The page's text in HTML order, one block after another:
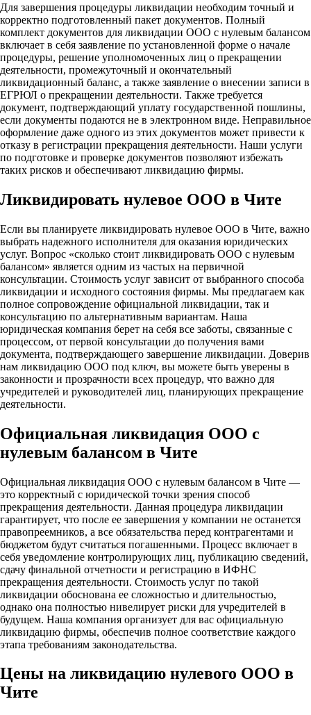
Для завершения процедуры ликвидации необходим точный и
корректно подготовленный пакет документов. Полный
комплект документов для ликвидации ООО с нулевым балансом
включает в себя заявление по установленной форме о начале
процедуры, решение уполномоченных лиц о прекращении
деятельности, промежуточный и окончательный
ликвидационный баланс, а также заявление о внесении записи в
ЕГРЮЛ о прекращении деятельности. Также требуется
документ, подтверждающий уплату государственной пошлины,
если документы подаются не в электронном виде. Неправильное
оформление даже одного из этих документов может привести к
отказу в регистрации прекращения деятельности. Наши услуги
по подготовке и проверке документов позволяют избежать
таких рисков и обеспечивают ликвидацию фирмы.
Ликвидировать нулевое ООО в Чите
Если вы планируете ликвидировать нулевое ООО в Чите, важно
выбрать надежного исполнителя для оказания юридических
услуг. Вопрос «сколько стоит ликвидировать ООО с нулевым
балансом» является одним из частых на первичной
консультации. Стоимость услуг зависит от выбранного способа
ликвидации и исходного состояния фирмы. Мы предлагаем как
полное сопровождение официальной ликвидации, так и
консультацию по альтернативным вариантам. Наша
юридическая компания берет на себя все заботы, связанные с
процессом, от первой консультации до получения вами
документа, подтверждающего завершение ликвидации. Доверив
нам ликвидацию ООО под ключ, вы можете быть уверены в
законности и прозрачности всех процедур, что важно для
учредителей и руководителей лиц, планирующих прекращение
деятельности.
Официальная ликвидация ООО с
нулевым балансом в Чите
Официальная ликвидация ООО с нулевым балансом в Чите —
это корректный с юридической точки зрения способ
прекращения деятельности. Данная процедура ликвидации
гарантирует, что после ее завершения у компании не останется
правопреемников, а все обязательства перед контрагентами и
бюджетом будут считаться погашенными. Процесс включает в
себя уведомление контролирующих лиц, публикацию сведений,
сдачу финальной отчетности и регистрацию в ИФНС
прекращения деятельности. Стоимость услуг по такой
ликвидации обоснована ее сложностью и длительностью,
однако она полностью нивелирует риски для учредителей в
будущем. Наша компания организует для вас официальную
ликвидацию фирмы, обеспечив полное соответствие каждого
этапа требованиям законодательства.
Цены на ликвидацию нулевого ООО в
Чите